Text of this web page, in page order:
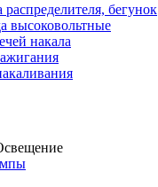
бегунок
высоковольтные
накала